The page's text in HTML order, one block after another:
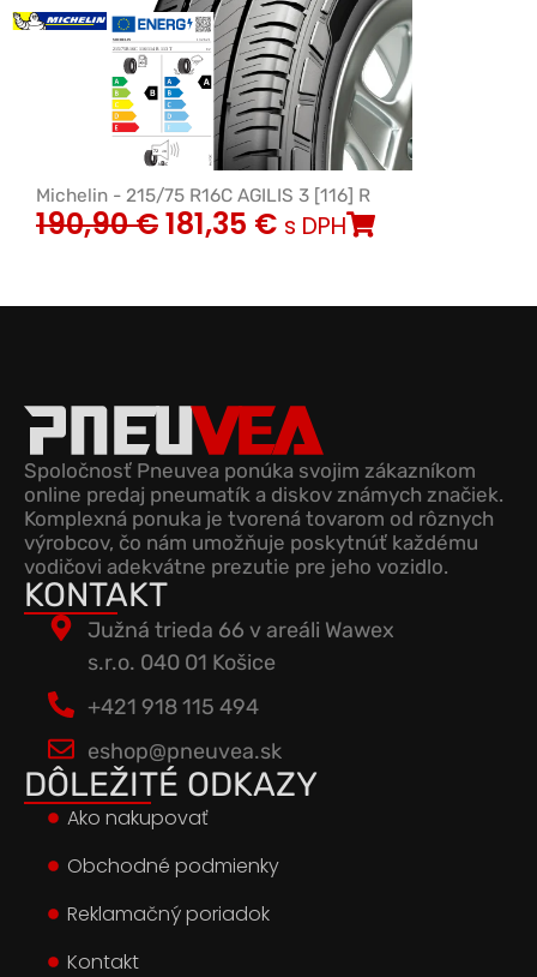
Michelin - 215/75 R16C AGILIS 3 [116] R
190,90€181,35 € s DPH
Spoločnosť Pneuvea ponúka svojim zákazníkom
online predaj pneumatík a diskov známych značiek.
Komplexná ponuka je tvorená tovarom od rôznych
výrobcov, čo nám umožňuje poskytnúť každému
vodičovi adekvátne prezutie pre jeho vozidlo.
KONTAKT
Južná trieda 66 v areáli Wawex
s.r.o. 040 01 Košice
+421 918 115 494
eshop@pneuvea.sk
DÔLEŽITÉ ODKAZY
Ako nakupovať
Obchodné podmienky
Reklamačný poriadok
Kontakt